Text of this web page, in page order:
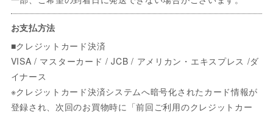
お支払方法
■クレジットカード決済
VISA / マスターカード / JCB / アメリカン・エキスプレス /ダ
イナース
※クレジットカード決済システムへ暗号化されたカード情報が
登録され、次回のお買物時に「前回ご利用のクレジットカー